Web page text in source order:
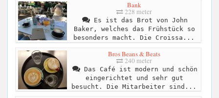
Bank
228 meter
Es ist das Brot von John
Baker, welches das Frühstück so
besonders macht. Die Croissa...
Bros Beans & Beats
240 meter
Das Café ist modern und schön
eingerichtet und sehr gut
besucht. Die Mitarbeiter sind...